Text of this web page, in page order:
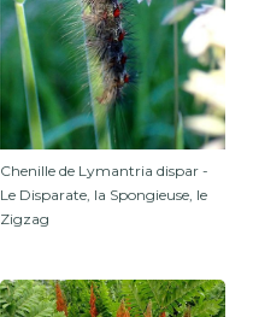
Chenille de Lymantria dispar -
Le Disparate, la Spongieuse, le
Zigzag